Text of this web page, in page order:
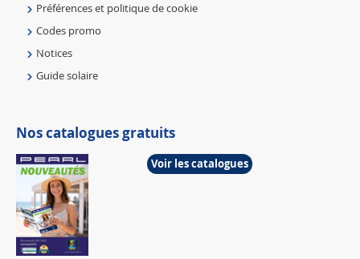
Préférences et politique de cookie
Codes promo
Notices
Guide solaire
Nos catalogues gratuits
Voir les catalogues